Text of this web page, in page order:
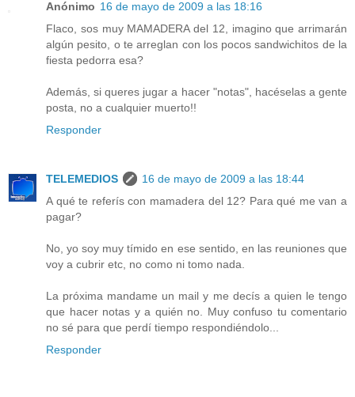
Anónimo 16 de mayo de 2009 a las 18:16
Flaco, sos muy MAMADERA del 12, imagino que arrimarán
algún pesito, o te arreglan con los pocos sandwichitos de la
fiesta pedorra esa?
Además, si queres jugar a hacer "notas", hacéselas a gente
posta, no a cualquier muerto!!
Responder
TELEMEDIOS
16 de mayo de 2009 a las 18:44
A qué te referís con mamadera del 12? Para qué me van a
pagar?
No, yo soy muy tímido en ese sentido, en las reuniones que
voy a cubrir etc, no como ni tomo nada.
La próxima mandame un mail y me decís a quien le tengo
que hacer notas y a quién no. Muy confuso tu comentario
no sé para que perdí tiempo respondiéndolo...
Responder